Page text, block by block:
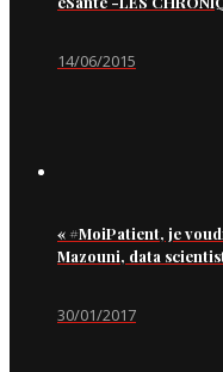
14/06/2015
« #MoiPatient, je
Mazouni, data
30/01/2017